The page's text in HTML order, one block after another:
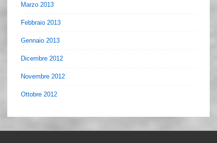
Marzo 2013
Febbraio 2013
Gennaio 2013
Dicembre 2012
Novembre 2012
Ottobre 2012